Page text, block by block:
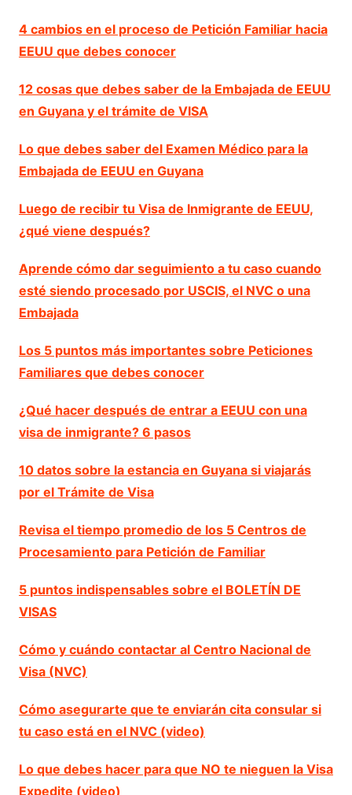
4 cambios en el proceso de Petición Familiar hacia
EEUU que debes conocer
12 cosas que debes saber de la Embajada de EEUU
en Guyana y el trámite de VISA
Lo que debes saber del Examen Médico para la
Embajada de EEUU en Guyana
Luego de recibir tu Visa de Inmigrante de EEUU,
¿qué viene después?
Aprende cómo dar seguimiento a tu caso cuando
esté siendo procesado por USCIS, el NVC o una
Embajada
Los 5 puntos más importantes sobre Peticiones
Familiares que debes conocer
¿Qué hacer después de entrar a EEUU con una
visa de inmigrante? 6 pasos
10 datos sobre la estancia en Guyana si viajarás
por el Trámite de Visa
Revisa el tiempo promedio de los 5 Centros de
Procesamiento para Petición de Familiar
5 puntos indispensables sobre el BOLETÍN DE
VISAS
Cómo y cuándo contactar al Centro Nacional de
Visa (NVC)
Cómo asegurarte que te enviarán cita consular si
tu caso está en el NVC (video)
Lo que debes hacer para que NO te nieguen la Visa
Expedite (video)